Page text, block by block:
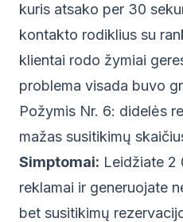
kuris atsako per 30
kontakto rodiklius su
klientai rodo žymiai
problema visada buvo
Požymis Nr. 6: didelės
mažas susitikimų
Simptomai: Leidžiate 2
reklamai ir generuojate
bet susitikimų